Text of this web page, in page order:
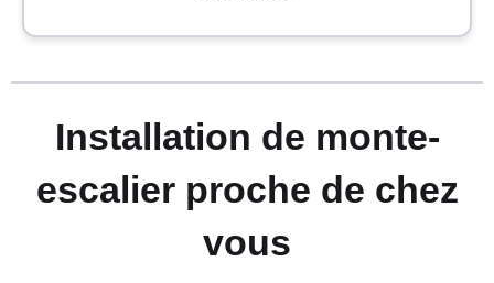
Installation de monte-
escalier proche de chez
vous